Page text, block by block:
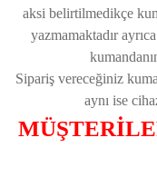
aksi belirtilmedikçe
yazmamaktadır
Sipariş vereceğiniz
aynı ise